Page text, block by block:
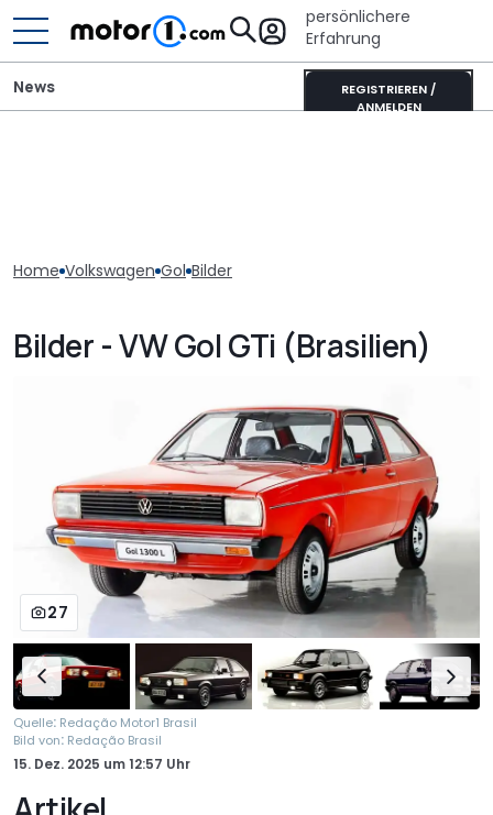
persönlichere
Erfahrung
REGISTRIEREN /
ANMELDEN
News
Home Volkswagen Gol Bilder
Bilder - VW Gol GTi (Brasilien)
27
Quelle: Redação Motor1 Brasil
Bild von: Redação Brasil
15. Dez. 2025 um12:57 Uhr